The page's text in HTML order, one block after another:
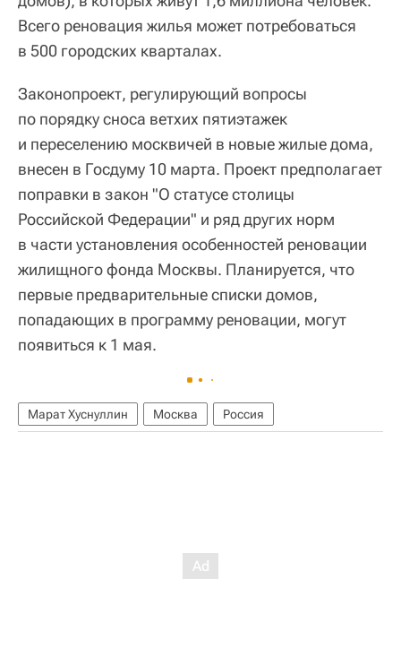
Всего реновация жилья может потребоваться
в 500 городских кварталах.
Законопроект, регулирующий вопросы
по порядку сноса ветхих пятиэтажек
и переселению москвичей в новые жилые дома,
внесен в Госдуму 10 марта. Проект предполагает
поправки в закон "О статусе столицы
Российской Федерации" и ряд других норм
в части установления особенностей реновации
жилищного фонда Москвы. Планируется, что
первые предварительные списки домов,
попадающих в программу реновации, могут
появиться к 1 мая.
Марат Хуснуллин Москва Россия